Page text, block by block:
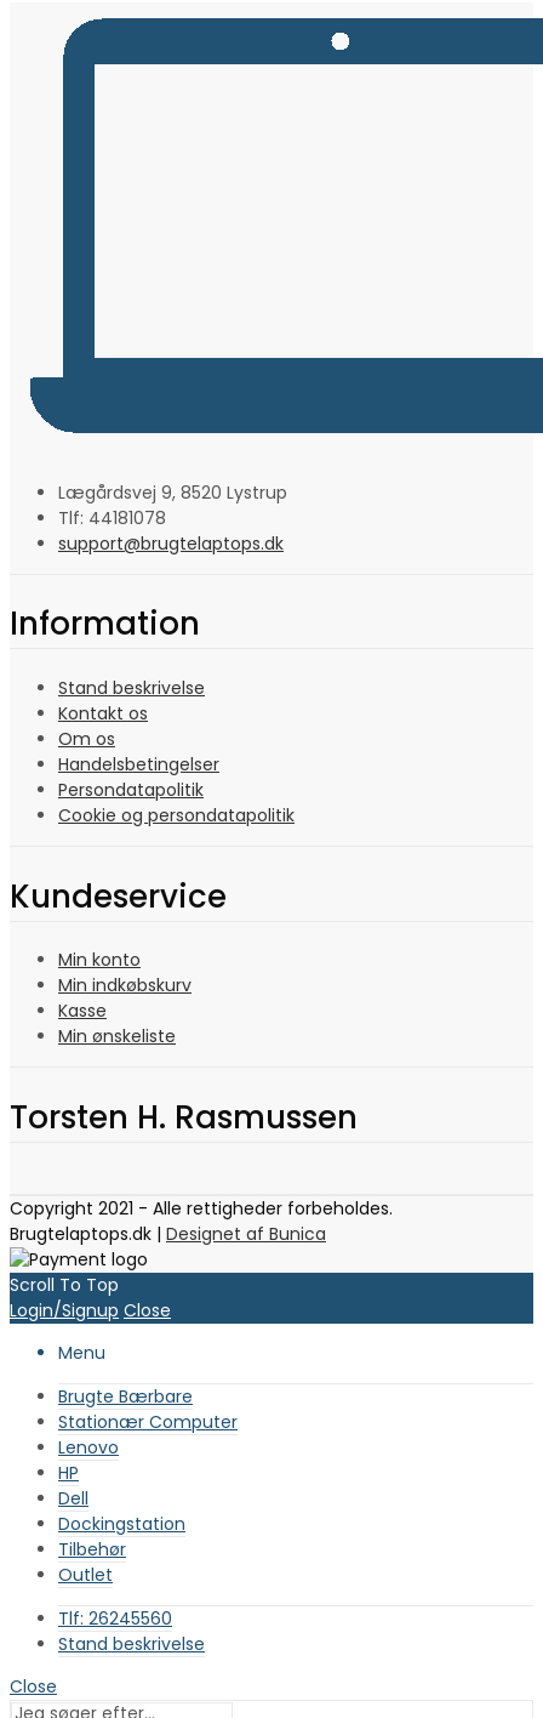
Lægårdsvej 9, 8520 Lystrup
Tlf: 44181078
support@brugtelaptops.dk
Information
Stand beskrivelse
Kontakt os
Om os
Handelsbetingelser
Persondatapolitik
Cookie og persondatapolitik
Kundeservice
Min konto
Min indkøbskurv
Kasse
Min ønskeliste
Torsten H. Rasmussen
Copyright 2021 - Alle rettigheder forbeholdes.
Brugtelaptops.dk | Designet af Bunica
Scroll To Top
Login/Signup Close
Menu
Brugte Bærbare
Stationær Computer
Lenovo
HP
Dell
Dockingstation
Tilbehør
Outlet
Tlf: 26245560
Stand beskrivelse
Close